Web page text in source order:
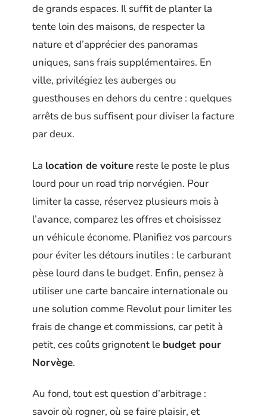
de grands espaces. Il suffit de planter la
tente loin des maisons, de respecter la
nature et d’apprécier des panoramas
uniques, sans frais supplémentaires. En
ville, privilégiez les auberges ou
guesthouses en dehors du centre : quelques
arrêts de bus suffisent pour diviser la facture
par deux.
La location de voiture reste le poste le plus
lourd pour un road trip norvégien. Pour
limiter la casse, réservez plusieurs mois à
l’avance, comparez les offres et choisissez
un véhicule économe. Planifiez vos parcours
pour éviter les détours inutiles : le carburant
pèse lourd dans le budget. Enfin, pensez à
utiliser une carte bancaire internationale ou
une solution comme Revolut pour limiter les
frais de change et commissions, car petit à
petit, ces coûts grignotent le budget pour
Norvège.
Au fond, tout est question d’arbitrage :
savoir où rogner, où se faire plaisir, et